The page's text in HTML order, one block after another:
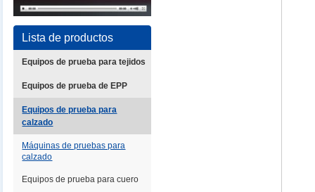
Lista de productos
Equipos de prueba para tejidos
Equipos de prueba de EPP
Equipos de prueba para
calzado
Máquinas de pruebas para
calzado
Equipos de prueba para cuero